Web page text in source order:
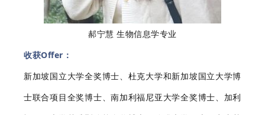
郝宁慧 生物信息学专业
收获Offer：
新加坡国立大学全奖博士、杜克大学和新加坡国立大学博
士联合项目全奖博士、南加利福尼亚大学全奖博士、加利